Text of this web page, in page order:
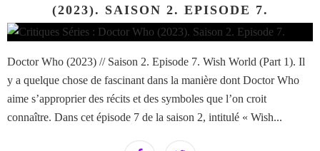
(2023). SAISON 2. EPISODE 7.
Doctor Who (2023) // Saison 2. Episode 7. Wish World (Part 1). Il
y a quelque chose de fascinant dans la manière dont Doctor Who
aime s’approprier des récits et des symboles que l’on croit
connaître. Dans cet épisode 7 de la saison 2, intitulé « Wish...